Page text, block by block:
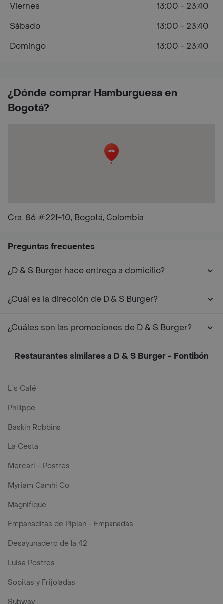
¿Dónde comprar Hamburguesa en
Bogotá?
Cra. 86 #22f-10, Bogotá, Colombia
Viernes
13:00 - 23:40
Sábado
13:00 - 23:40
Domingo
13:00 - 23:40
Preguntas frecuentes
¿D & S Burger hace entrega a domicilio?
¿Cuál es la dirección de D & S Burger?
¿Cuáles son las promociones de D & S Burger?
Restaurantes similares a D & S Burger - Fontibón
L´s Café
Philippe
Baskin Robbins
La Cesta
Mercari - Postres
Myriam Camhi Co
Magnifique
Empanaditas de Pipian - Empanadas
Desayunadero de la 42
Luisa Postres
Sopitas y Frijoladas
Subway